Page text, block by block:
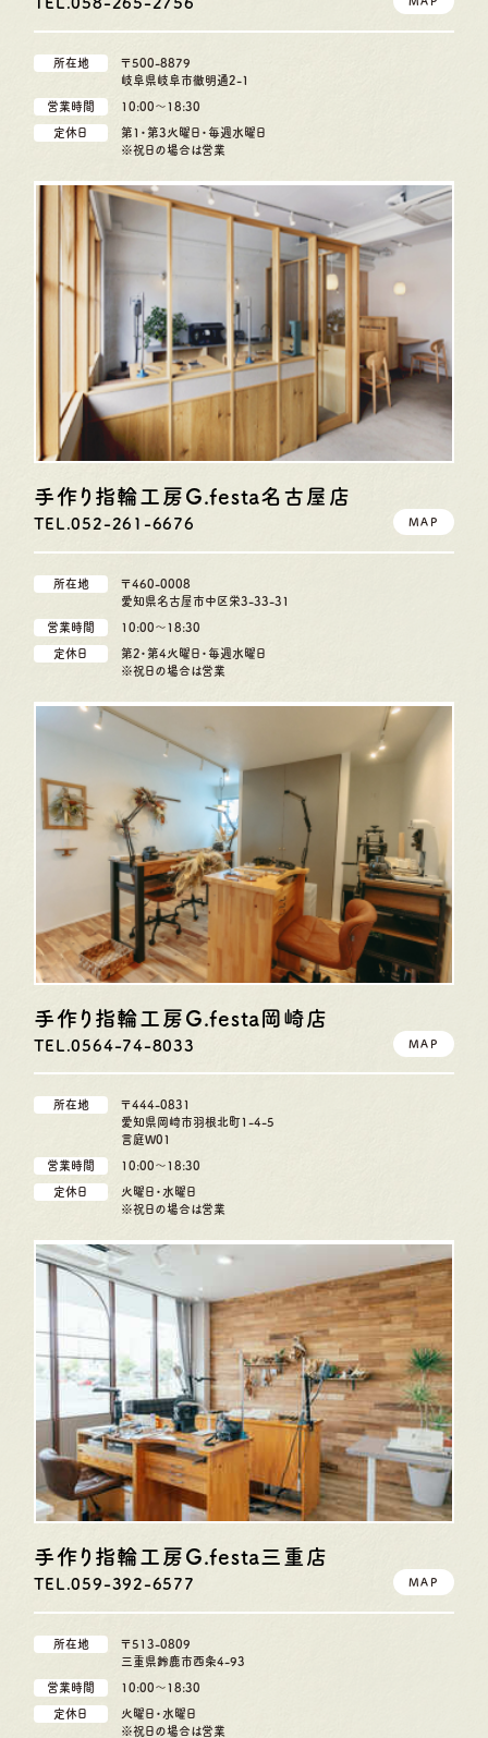
所在地
〒500-8879
岐阜県岐阜市徹明通2-1
営業時間 10:00〜18:30
定休日
第1・第3火曜日・毎週水曜日
※祝日の場合は営業
手作り指輪工房G.festa名古屋店
TEL.052-261-6676 MAP
所在地
〒460-0008
愛知県名古屋市中区栄3-33-31
営業時間 10:00〜18:30
定休日
第2・第4火曜日・毎週水曜日
※祝日の場合は営業
手作り指輪工房G.festa 岡崎店
TEL.0564-74-8033 MAP
所在地
〒444-0831
愛知県岡崎市羽根北町1-4-5
言庭W01
営業時間 10:00〜18:30
定休日
火曜日・水曜日
※祝日の場合は営業
手作り指輪工房G.festa三重店
TEL.059-392-6577 MAP
所在地
〒513-0809
三重県鈴鹿市西条4-93
営業時間 10:00〜18:30
定休日
火曜日・水曜日
※祝日の場合は営業